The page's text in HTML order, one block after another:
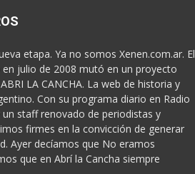
etapa. Ya no somos Xenen.com.ar. El
julio de 2008 mutó en un proyecto
LA CANCHA. La web de historia y
Con su programa diario en Radio
un staff renovado de periodistas y
firmes en la convicción de generar
Ayer decíamos que No eramos
que en Abrí la Cancha siempre